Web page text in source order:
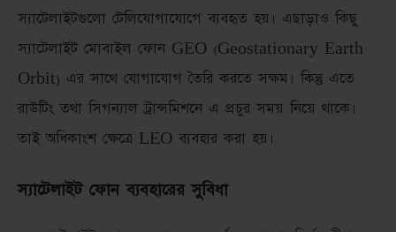
স্যাটেলাইটগুলো টেলিযোগাযোগে ব্যবহৃত হয়। এছাড়াও কিছু
স্যাটেলাইট মোবাইল ফোন GEO (Geostationary Earth
Orbit) এর সাথে যোগাযোগ তৈরি করতে সক্ষম। কিন্তু এতে
রাউটিং তথা সিগন্যাল ট্রান্সমিশনে এ প্রচুর সময় নিয়ে থাকে।
তাই অধিকাংশ ক্ষেত্রে LEO ব্যবহার করা হয়।
স্যাটেলাইট ফোন ব্যবহারের সুবিধা